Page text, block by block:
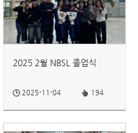
2025 2월 NBSL 졸업식
2025-11-04 194